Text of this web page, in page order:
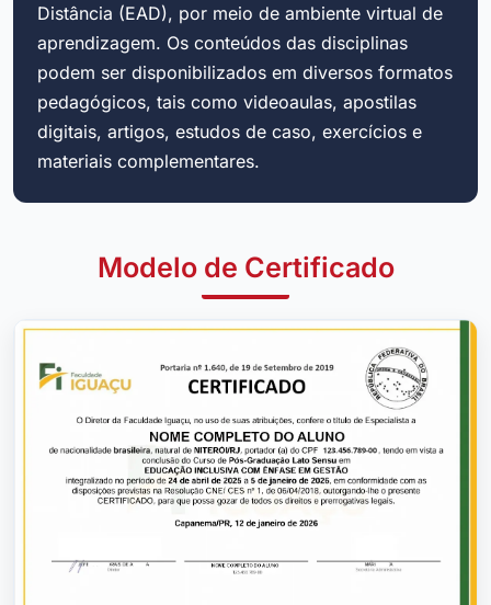
Distância (EAD), por meio de ambiente virtual de
aprendizagem. Os conteúdos das disciplinas
podem ser disponibilizados em diversos formatos
pedagógicos, tais como videoaulas, apostilas
digitais, artigos, estudos de caso, exercícios e
materiais complementares.
Modelo de Certificado